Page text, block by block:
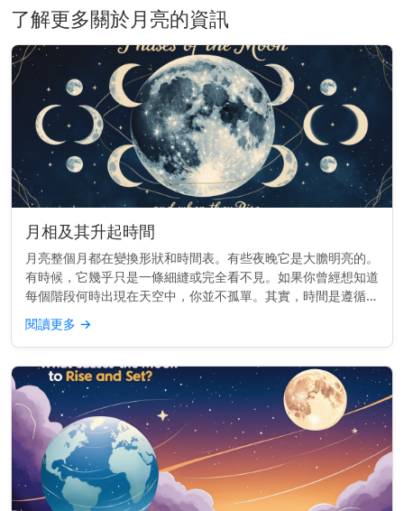
了解更多關於月亮的資訊
月相及其升起時間
月亮整個月都在變換形狀和時間表。有些夜晚它是大膽明亮的。
有時候，它幾乎只是一條細縫或完全看不見。如果你曾經想知道
每個階段何時出現在天空中，你並不孤單。其實，時間是遵循一
個節奏的。 重點提示： 每個月相的升起時間不同——從日出到
日落——這取決...
閱讀更多 →